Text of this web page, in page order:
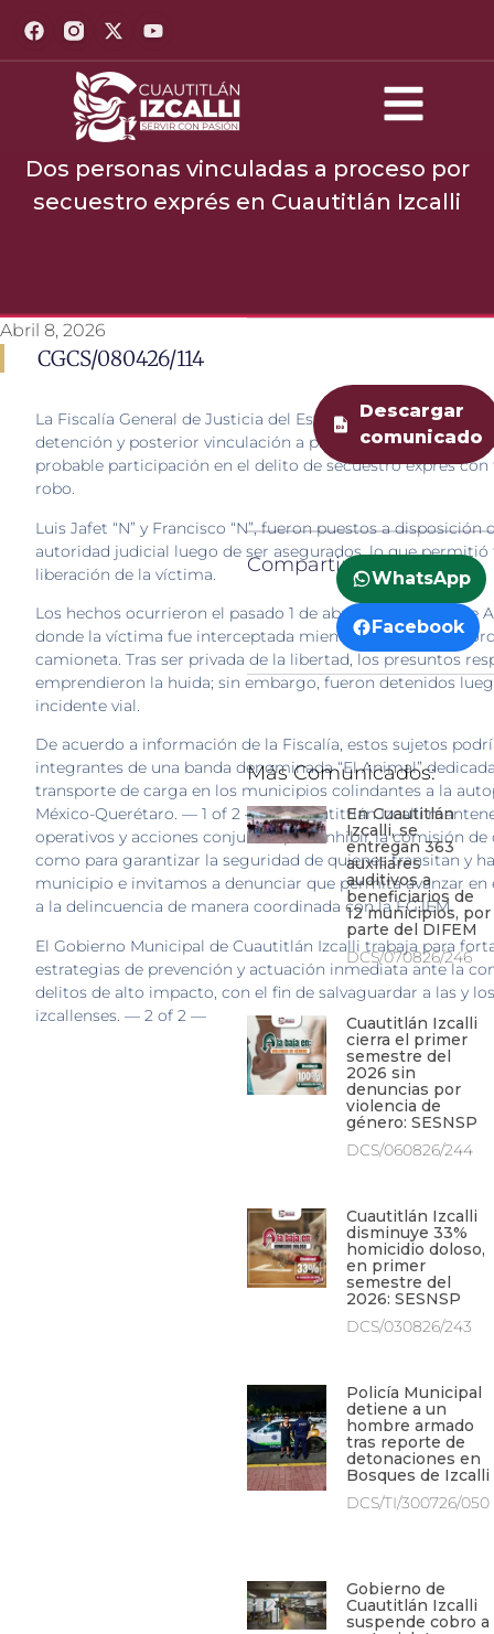
Dos personas vinculadas a proceso por
secuestro exprés en Cuautitlán Izcalli
Abril 8, 2026
CGCS/080426/114
La Fiscalía General de Justicia del Estado de México
detención y posterior vinculación a proceso de dos
probable participación en el delito de secuestro exprés con
robo.
Luis Jafet “N” y Francisco “N”, fueron puestos a disposición
autoridad judicial luego de ser asegurados, lo que
liberación de la víctima.
Los hechos ocurrieron el pasado 1 de abril en el Pueblo de
donde la víctima fue interceptada mientras circulaba a
camioneta. Tras ser privada de la libertad, los presuntos
emprendieron la huida; sin embargo, fueron detenidos
incidente vial.
De acuerdo a información de la Fiscalía, estos sujetos
integrantes de una banda denominada “El Animal”
transporte de carga en los municipios colindantes a la
México-Querétaro. — 1 of 2 — En Cuautittlán Izcalli
operativos y acciones conjuntas para inhibir la comisión de
como para garantizar la seguridad de quienes transitan y
municipio e invitamos a denunciar que permita avanzar en
a la delincuencia de manera coordinada con la FGJEM.
El Gobierno Municipal de Cuautitlán Izcalli trabaja para
estrategias de prevención y actuación inmediata ante la
delitos de alto impacto, con el fin de salvaguardar a las y los
izcallenses. — 2 of 2 —
Descargar
comunicado
Compartir:
WhatsApp
Facebook
Más Comunicados:
En Cuautitlán
Izcalli, se
entregan 363
auxiliares
auditivos a
beneficiarios de
12 municipios, por
parte del DIFEM
DCS/070826/246
Cuautitlán Izcalli
cierra el primer
semestre del
2026 sin
denuncias por
violencia de
género: SESNSP
DCS/060826/244
Cuautitlán Izcalli
disminuye 33%
homicidio doloso,
en primer
semestre del
2026: SESNSP
DCS/030826/243
Policía Municipal
detiene a un
hombre armado
tras reporte de
detonaciones en
Bosques de Izcalli
DCS/TI/300726/050
Gobierno de
Cuautitlán Izcalli
suspende cobro a